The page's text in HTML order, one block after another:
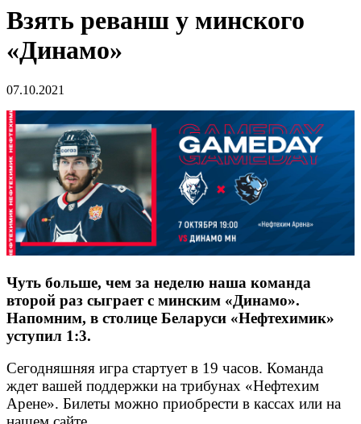
Взять реванш у минского
«Динамо»
07.10.2021
Чуть больше, чем за неделю наша команда
второй раз сыграет с минским «Динамо».
Напомним, в столице Беларуси «Нефтехимик»
уступил 1:3.
Сегодняшняя игра стартует в 19 часов. Команда
ждет вашей поддержки на трибунах «Нефтехим
Арене». Билеты можно приобрести в кассах или на